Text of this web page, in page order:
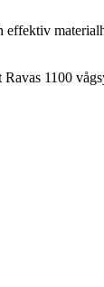
1100